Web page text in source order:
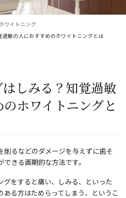
ホワイトニング
敏の人におすすめのホワイトニングとは
しみる？知覚過敏
ホワイトニングと
削るなどのダメージを与えずに歯そ
きる画期的な方法です。
グをすると痛い、しみる、といった
ある方はためらってしまう、というこ